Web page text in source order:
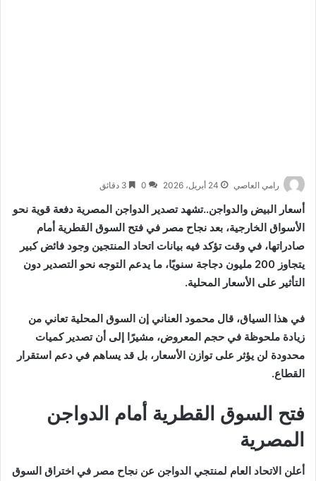
رامي العاصي 24 أبريل، 2026 0
أسعار البيض والدواجن..تشهد تصدير الدواجن المصرية دفعة قوية نحو
الأسواق الخارجية، بعد نجاح مصر في فتح السوق القطرية أمام
صادراتها، في وقت تؤكد فيه بيانات اتحاد المنتجين وجود فائض كبير
يتجاوز 200 مليون دجاجة سنويًا، ما يدعم التوجه نحو التصدير دون
التأثير على الأسعار المحلية.
في هذا السياق، قال محمود العناني إن السوق المحلية تعاني من
زيادة ملحوظة في حجم المعروض، مشيرًا إلى أن تصدير كميات
محدودة لن يؤثر على توازن الأسعار، بل قد يساهم في دعم استقرار
القطاع.
فتح السوق القطرية أمام الدواجن
المصرية
أعلن الاتحاد العام لمنتجي الدواجن عن نجاح مصر في اختراق السوق